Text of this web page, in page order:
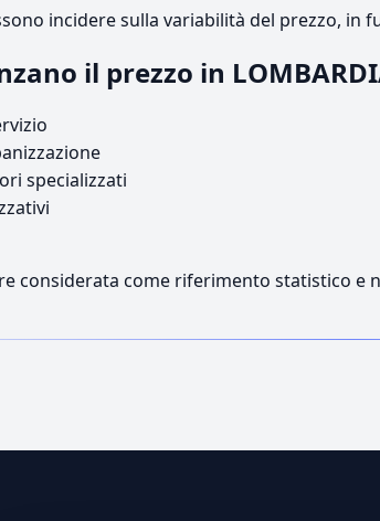
incidere sulla variabilità del prezzo, in
il prezzo in
specializzati
considerata come riferimento statistico e